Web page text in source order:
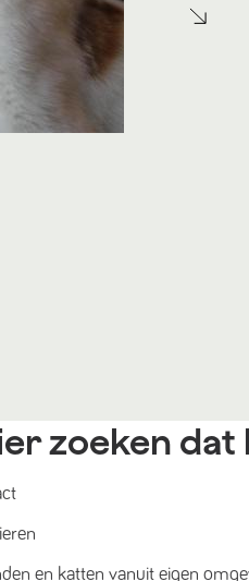
zoeken dat
en katten vanuit eigen